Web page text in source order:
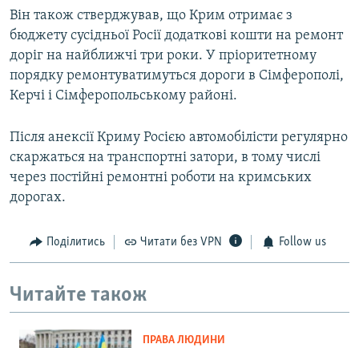
Він також стверджував, що Крим отримає з
бюджету сусідньої Росії додаткові кошти на ремонт
доріг на найближчі три роки. У пріоритетному
порядку ремонтуватимуться дороги в Сімферополі,
Керчі і Сімферопольському районі.
Після анексії Криму Росією автомобілісти регулярно
скаржаться на транспортні затори, в тому числі
через постійні ремонтні роботи на кримських
дорогах.
Поділитись Читати без VPN Follow us
Читайте також
ПРАВА ЛЮДИНИ